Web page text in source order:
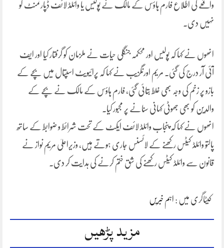
واقعے کی اطلاع فارم ہاؤس کے مالک نے پولیس یا وائلڈ لائف ڈپارٹمنٹ کو
نہیں دی۔
انھوں نے کہا کہ پولیس اور محکمہ جنگلی حیات نے ملزمان کو گرفتار کیا اور ایف
آئی آر درج کی گئی۔ مریم اورنگزیب نے کہا کہ پرائیویٹ اسپتال میں بچے کے
بازو پر زخم کی وجہ بھی غلط بتائی گئی، فارم ہاؤس کے مالک نے بچے کے
والدین کو بھی جھوٹی کہانی سنانے پر مجبور کیا۔
انھوں نے کہا کہ پنجاب وائلڈ لائف ایکٹ کے تحت شرائط و ضوابط کے ساتھ
پالتو وائلڈ کیٹس رکھنے کے لائسنس جاری ہوتے ہیں، وزیراعلیٰ مریم نواز نے
قانون سے وائلڈ کیٹس رکھنے کی شق ختم کرنے کی ہدایت کر دی۔
کیٹاگری میں : اہم خبریں
مزید پڑھیں